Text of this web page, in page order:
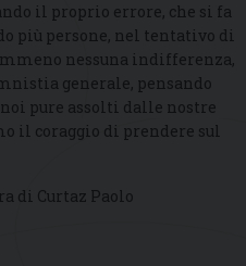
il proprio errore, che si fa
più persone, nel tentativo di
nessuna indifferenza,
generale, pensando
pure assolti dalle nostre
il coraggio di prendere sul
di Curtaz Paolo